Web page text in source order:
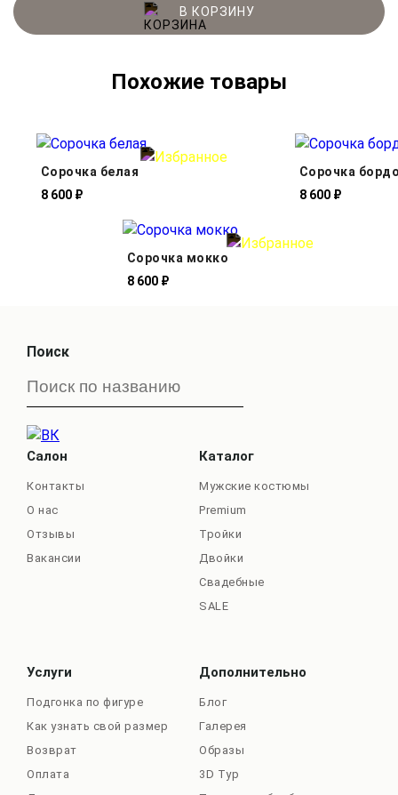
В КОРЗИНУ
Похожие товары
Сорочка белая
8 600 ₽
Сорочка
8 600 ₽
Сорочка мокко
8 600 ₽
Поиск
Салон
Контакты
О нас
Отзывы
Вакансии
Каталог
Мужские костюмы
Premium
Тройки
Двойки
Свадебные
SALE
Услуги
Подгонка по фигуре
Как узнать свой размер
Возврат
Оплата
Дополнительно
Блог
Галерея
Образы
3D Тур